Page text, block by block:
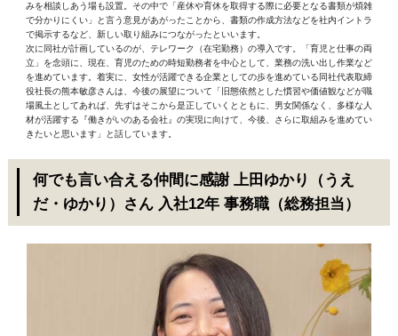
みを相談しあう場も設置。その中で「産休や育休を取得する際に必要となる書類が煩雑
で分かりにくい」と言う意見があがったことから、書類の作成方法などを社内イントラ
で掲示するなど、新しい取り組みにつながったといいます。
次に同社が計画しているのが、テレワーク（在宅勤務）の導入です。「育児と仕事の両
立」を念頭に、現在、育児のための時短勤務者を中心として、業務の洗い出し作業など
を進めています。着実に、女性が活躍できる企業としての歩を進めている同社代表取締
役社長の熊本敏彦さんは、今後の展望について「旧態依然とした慣習や価値観などが職
場風土としてあれば、先ずはそこから是正していくとともに、男女関係なく、多様な人
材が活躍する『働きがいのある会社』の実現に向けて、今後、さらに取組みを進めてい
きたいと思います」と話しています。
何でも言い合える仲間に感謝 上田ゆかり（うえ
だ・ゆかり）さん 入社12年 事務職（総務担当）